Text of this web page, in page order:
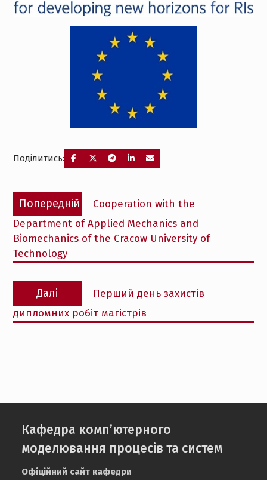
Поділитись:
Навігація
записів
Попередній
Попередній
запис:
Cooperation with the
Department of Applied Mechanics and
Biomechanics of the Cracow University of
Technology
Далі
Наступний
запис:
Перший день захистів
дипломних робіт магістрів
Кафедра комп’ютерного
моделювання процесів та систем
Офіційний сайт кафедри